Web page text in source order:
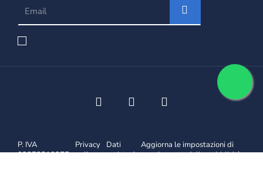
P. IVA
02372510277
Privacy
policy
Dati
societari
Aggiorna le impostazioni di
tracciamento della pubblicità